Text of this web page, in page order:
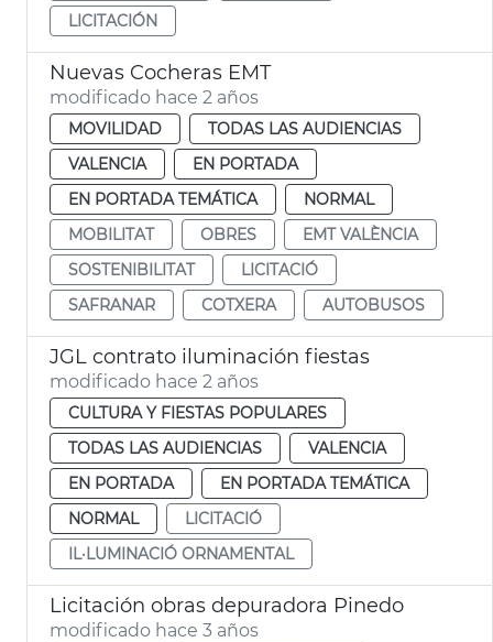
LICITACIÓN
Nuevas Cocheras EMT
modificado hace 2 años
MOVILIDAD
TODAS LAS AUDIENCIAS
VALENCIA
EN PORTADA
EN PORTADA TEMÁTICA
NORMAL
MOBILITAT
OBRES
EMT VALÈNCIA
SOSTENIBILITAT
LICITACIÓ
SAFRANAR
COTXERA AUTOBUSOS
JGL contrato iluminación fiestas
modificado hace 2 años
CULTURA Y FIESTAS POPULARES
TODAS LAS AUDIENCIAS
VALENCIA
EN PORTADA
EN PORTADA TEMÁTICA
NORMAL
LICITACIÓ
IL·LUMINACIÓ ORNAMENTAL
Licitación obras depuradora Pinedo
modificado hace 3 años